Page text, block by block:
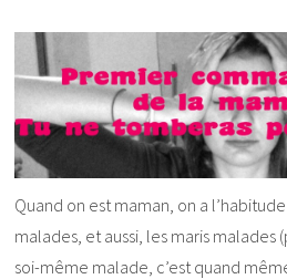
Quand on est maman, on a
malades, et aussi, les maris malades
soi-même malade, c’est quand